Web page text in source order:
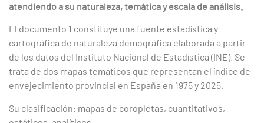
atendiendo a su naturaleza, temática y escala de análisis.
El documento 1 constituye una fuente estadística y
cartográfica de naturaleza demográfica elaborada a partir
de los datos del Instituto Nacional de Estadística (INE). Se
trata de dos mapas temáticos que representan el índice de
envejecimiento provincial en España en 1975 y 2025.
Su clasificación: mapas de coropletas, cuantitativos,